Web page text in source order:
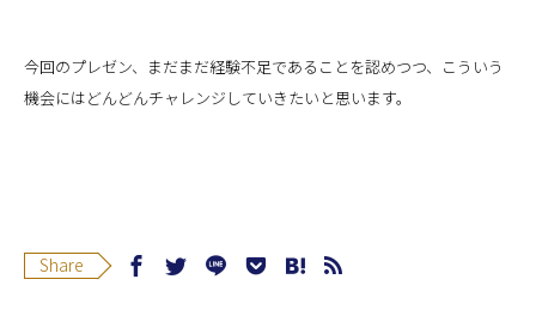
今回のプレゼン、まだまだ経験不足であることを認めつつ、こういう
機会にはどんどんチャレンジしていきたいと思います。
Share